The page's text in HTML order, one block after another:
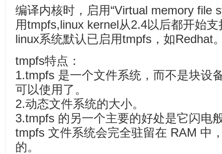
编译内核时，启用“Virtual memory file
用tmpfs,linux kernel从2.4以后都开始
linux系统默认已启用tmpfs，如Redhat
tmpfs特点：
1.tmpfs 是一个文件系统，而不是块设
可以使用了。
2.动态文件系统的大小。
3.tmpfs 的另一个主要的好处是它闪电
tmpfs 文件系统会完全驻留在 RAM 中
的。